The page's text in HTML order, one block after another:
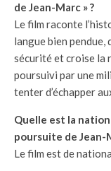
de Jean-Marc » ?
Le film raconte
langue bien pendue,
sécurité et croise la
poursuivi par une
tenter d’échapper
Quelle est la
poursuite de Jean-
Le film est de